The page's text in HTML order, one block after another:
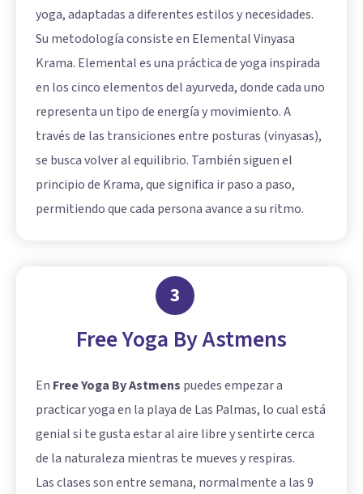
yoga, adaptadas a diferentes estilos y necesidades.
Su metodología consiste en Elemental Vinyasa
Krama. Elemental es una práctica de yoga inspirada
en los cinco elementos del ayurveda, donde cada uno
representa un tipo de energía y movimiento. A
través de las transiciones entre posturas (vinyasas),
se busca volver al equilibrio. También siguen el
principio de Krama, que significa ir paso a paso,
permitiendo que cada persona avance a su ritmo.
3
Free Yoga By Astmens
En Free Yoga By Astmens puedes empezar a
practicar yoga en la playa de Las Palmas, lo cual está
genial si te gusta estar al aire libre y sentirte cerca
de la naturaleza mientras te mueves y respiras.
Las clases son entre semana, normalmente a las 9